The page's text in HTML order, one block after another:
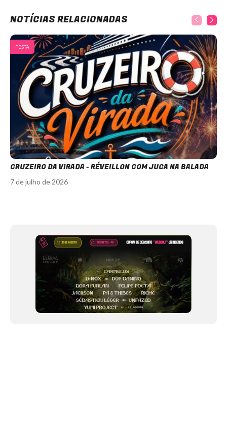
NOTÍCIAS RELACIONADAS
FESTA
CRUZEIRO DA VIRADA - RÉVEILLON COM JUCA NA BALADA
7 de julho de 2026